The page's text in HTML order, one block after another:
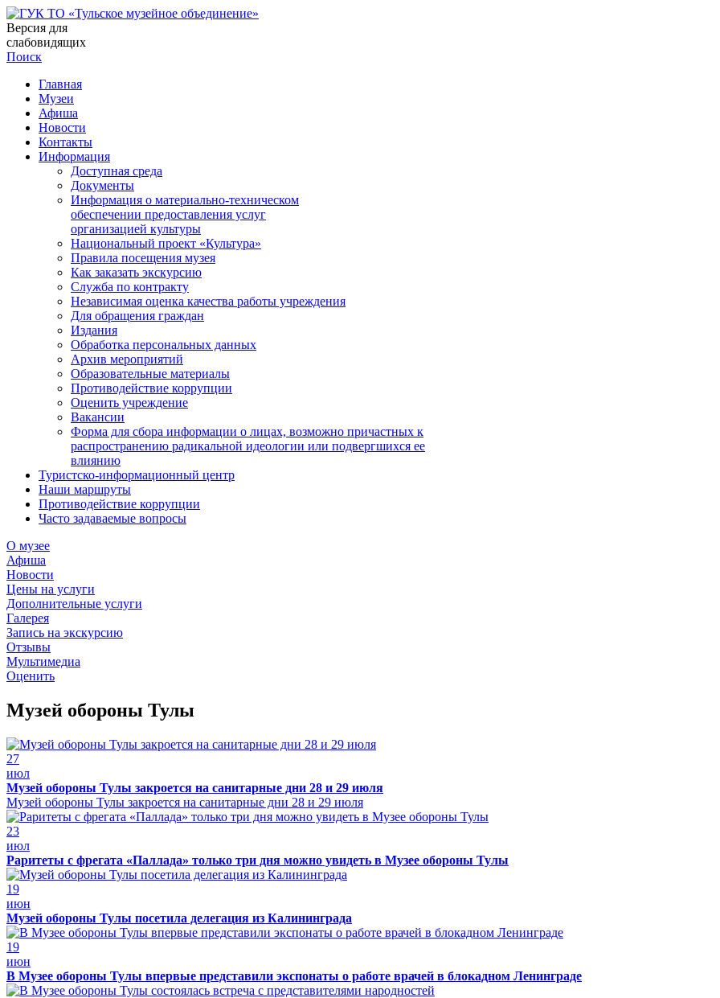
Версия для
слабовидящих
Поиск
Главная
Музеи
Афиша
Новости
Контакты
Информация
Доступная среда
Документы
Информация о материально-техническом
обеспечении предоставления услуг
организацией культуры
Национальный проект «Культура»
Правила посещения музея
Как заказать экскурсию
Служба по контракту
Независимая оценка качества работы учреждения
Для обращения граждан
Издания
Обработка персональных данных
Архив мероприятий
Образовательные материалы
Противодействие коррупции
Оценить учреждение
Вакансии
Форма для сбора информации о лицах, возможно причастных к
распространению радикальной идеологии или подвергшихся ее
влиянию
Туристско-информационный центр
Наши маршруты
Противодействие коррупции
Часто задаваемые вопросы
О музее
Афиша
Новости
Цены на услуги
Дополнительные услуги
Галерея
Запись на экскурсию
Отзывы
Мультимедиа
Оценить
Музей обороны Тулы
27
июл
Музей обороны Тулы закроется на санитарные дни 28 и 29 июля
Музей обороны Тулы закроется на санитарные дни 28 и 29 июля
23
июл
Раритеты с фрегата «Паллада» только три дня можно увидеть в Музее обороны Тулы
19
июн
Музей обороны Тулы посетила делегация из Калининграда
19
июн
В Музее обороны Тулы впервые представили экспонаты о работе врачей в блокадном Ленинграде